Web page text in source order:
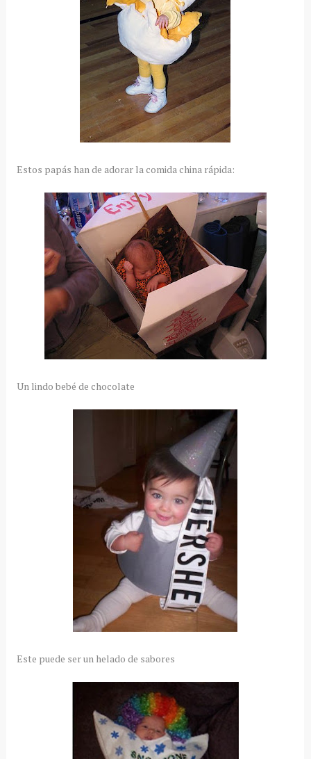
Estos papás han de adorar la comida china rápida:
Un lindo bebé de chocolate
Este puede ser un helado de sabores